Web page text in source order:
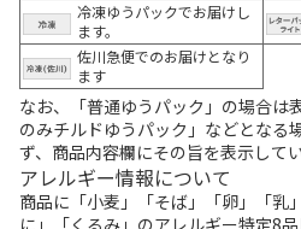
冷凍ゆうパックでお届けし
ます。
佐川急便でのお届けとなり
ます
なお、「普通ゆうパック」の場合は
のみチルドゆうパック」などとなる
ず、商品内容欄にその旨を表示してい
アレルギー情報について
商品に「小麦」「そば」「卵」「乳
に」「くるみ」のアレルギー特定8